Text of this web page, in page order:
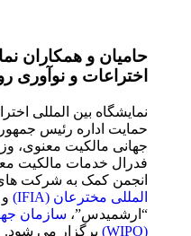
حامیان و همکاران
اختراعات و نوآوری
نمایشگاه بین المللی
حمایت اداره رئیس
جهانی مالکیت معنوی،
انجمن کمک به شرکت
المللی مخترعان (IFIA)
“ارشمیدس”، سازمان
(WIPO)
برگزار می شود.